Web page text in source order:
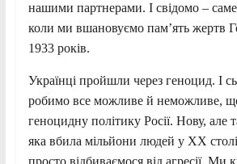
нашими партнерами. І свідомо –
коли ми вшановуємо пам’ять жертв
1933 років.
Українці пройшли через геноцид. І
робимо все можливе й неможливе,
геноцидну політику Росії. Нову, але
яка вбила мільйони людей у ХХ